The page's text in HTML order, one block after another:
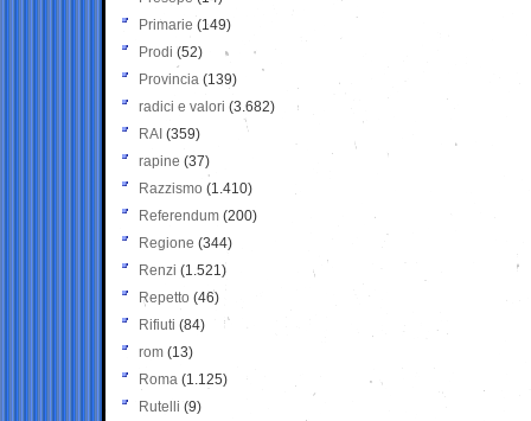
Primarie (149)
Prodi (52)
Provincia (139)
radici e valori (3.682)
RAI (359)
rapine (37)
Razzismo (1.410)
Referendum (200)
Regione (344)
Renzi (1.521)
Repetto (46)
Rifiuti (84)
rom (13)
Roma (1.125)
Rutelli (9)